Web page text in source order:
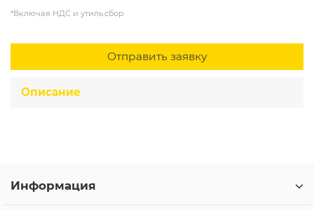
*Включая НДС и утиль.сбор
Отправить заявку
Описание
Информация